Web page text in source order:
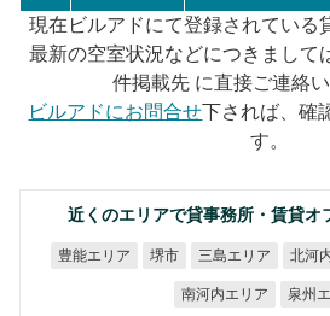
現在ビルアドにて登録されている
最新の空室状況などにつきまして
件掲載先 に直接ご連絡い
ビルアドにお問合せ下されば、確
す。
近くのエリアで貸事務所・賃貸オ
豊能エリア 堺市 三島エリア 北河
南河内エリア 泉州